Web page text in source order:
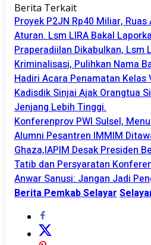
Berita Terkait
Proyek P2JN Rp40 Miliar,
Aturan. Lsm LIRA Bakal
Praperadiilan Dikabulkan, Lsm
Kriminalisasi, Pulihkan Nama
Hadiri Acara Penamatan Kelas
Kadisdik Sinjai Ajak Orangtua
Jenjang Lebih Tinggi.
Konferenprov PWI Sulsel,
Alumni Pesantren IMMIM
Ghaza,IAPIM Desak Presiden
Tatib dan Persyaratan
Anwar Sanusi: Jangan Jadi
Berita Pemkab Selayar